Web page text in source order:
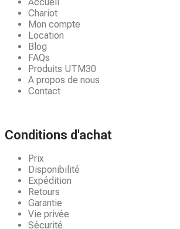
Chariot
Mon compte
Location
Blog
FAQs
Produits UTM30
A propos de nous
Contact
Conditions d'achat
Prix
Disponibilité
Expédition
Retours
Garantie
Vie privée
Sécurité